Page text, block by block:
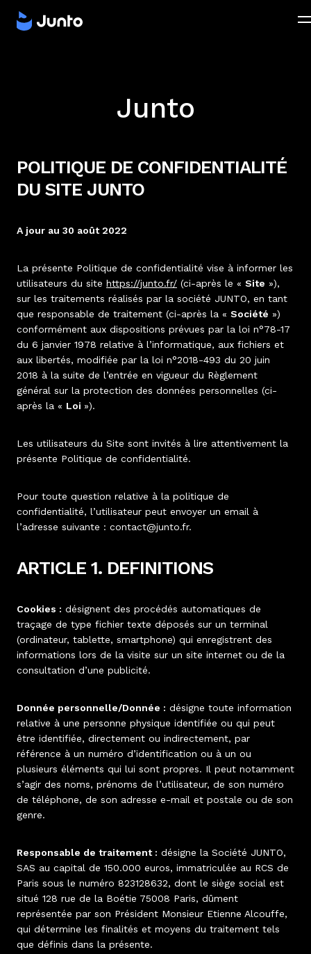
Junto
POLITIQUE DE CONFIDENTIALITÉ
DU SITE JUNTO
A jour au 30 août 2022
La présente Politique de confidentialité vise à informer les
utilisateurs du site https://junto.fr/ (ci-après le « Site »),
sur les traitements réalisés par la société JUNTO, en tant
que responsable de traitement (ci-après la « Société »)
conformément aux dispositions prévues par la loi n°78-17
du 6 janvier 1978 relative à l’informatique, aux fichiers et
aux libertés, modifiée par la loi n°2018-493 du 20 juin
2018 à la suite de l’entrée en vigueur du Règlement
général sur la protection des données personnelles (ci-
après la « Loi »).
Les utilisateurs du Site sont invités à lire attentivement la
présente Politique de confidentialité.
Pour toute question relative à la politique de
confidentialité, l’utilisateur peut envoyer un email à
l’adresse suivante : contact@junto.fr.
ARTICLE 1. DEFINITIONS
Cookies : désignent des procédés automatiques de
traçage de type fichier texte déposés sur un terminal
(ordinateur, tablette, smartphone) qui enregistrent des
informations lors de la visite sur un site internet ou de la
consultation d’une publicité.
Donnée personnelle/Donnée : désigne toute information
relative à une personne physique identifiée ou qui peut
être identifiée, directement ou indirectement, par
référence à un numéro d’identification ou à un ou
plusieurs éléments qui lui sont propres. Il peut notamment
s’agir des noms, prénoms de l’utilisateur, de son numéro
de téléphone, de son adresse e-mail et postale ou de son
genre.
Responsable de traitement : désigne la Société JUNTO,
SAS au capital de 150.000 euros, immatriculée au RCS de
Paris sous le numéro 823128632, dont le siège social est
situé 128 rue de la Boétie 75008 Paris, dûment
représentée par son Président Monsieur Etienne Alcouffe,
qui détermine les finalités et moyens du traitement tels
que définis dans la présente.